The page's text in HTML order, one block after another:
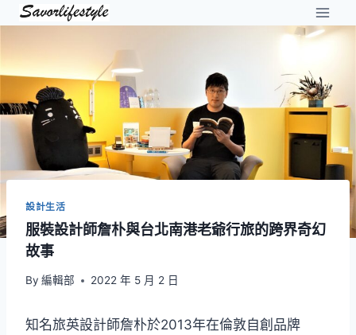
Skip
設計生活
服裝設計師詹朴與台北南港老爺行旅的跨界奇幻
故事
By 編輯部 2022 年 5 月 2 日
知名旅英設計師詹朴於2013年在倫敦自創品牌